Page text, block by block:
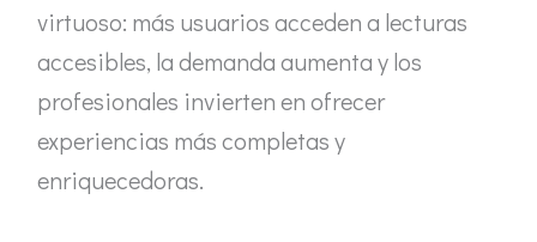
virtuoso: más usuarios acceden a lecturas
accesibles, la demanda aumenta y los
profesionales invierten en ofrecer
experiencias más completas y
enriquecedoras.